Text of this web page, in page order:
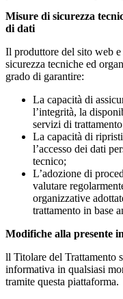
Misure di sicurezza
di dati
Il produttore del sito web e
sicurezza tecniche ed
grado di garantire:
La capacità di
l’integrità, la
servizi di
La capacità di
l’accesso dei dati
tecnico;
L’adozione di
valutare
organizzative
trattamento in base
Modifiche alla presente
ll Titolare del Trattamento
informativa in qualsiasi
tramite questa piattaforma.